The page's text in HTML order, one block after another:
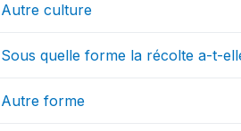
Autre culture
Sous quelle forme la récolte a-t-
Autre forme